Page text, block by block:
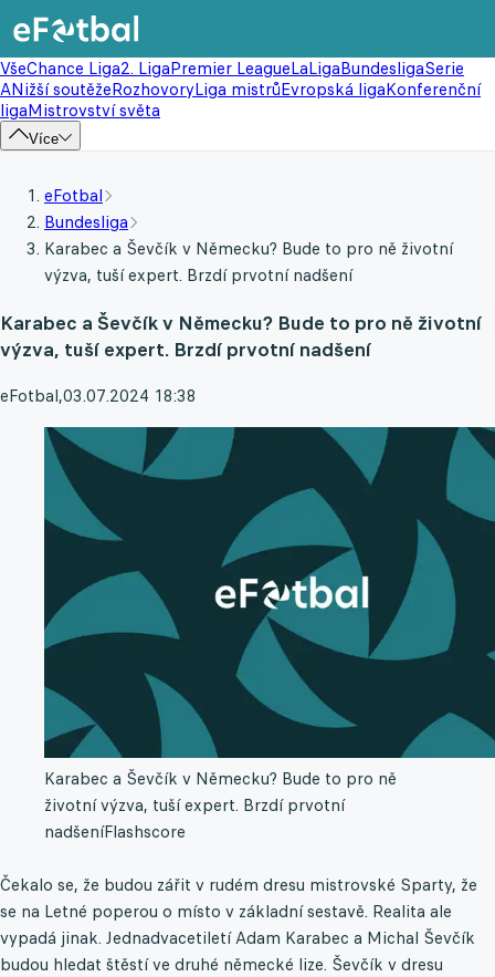
VšeChance Liga2. LigaPremier LeagueLaLigaBundesligaSerie
ANižší soutěžeRozhovoryLiga mistrůEvropská ligaKonferenční
ligaMistrovství světa
Více
eFotbal
Bundesliga
Karabec a Ševčík v Německu? Bude to pro ně životní
výzva, tuší expert. Brzdí prvotní nadšení
Karabec a Ševčík v Německu? Bude to pro ně životní
výzva, tuší expert. Brzdí prvotní nadšení
eFotbal,03.07.2024 18:38
Karabec a Ševčík v Německu? Bude to pro ně
životní výzva, tuší expert. Brzdí prvotní
nadšeníFlashscore
Čekalo se, že budou zářit v rudém dresu mistrovské Sparty, že
se na Letné poperou o místo v základní sestavě. Realita ale
vypadá jinak. Jednadvacetiletí Adam Karabec a Michal Ševčík
budou hledat štěstí ve druhé německé lize. Ševčík v dresu